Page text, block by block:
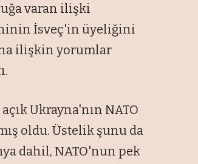
varan ilişki
İsveç'in üyeliğini
ilişkin yorumlar
Ukrayna'nın NATO
oldu. Üstelik şunu da
dahil, NATO'nun pek